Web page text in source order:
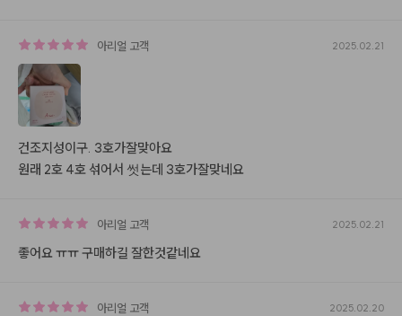
아리얼 고객 2025.02.21
건조지성이구. 3호가잘맞아요
원래 2호 4호 섞어서 썻는데 3호가잘맞네요
아리얼 고객 2025.02.21
좋어요 ㅠㅠ 구매하길 잘한것같네요
아리얼 고객 2025.02.20